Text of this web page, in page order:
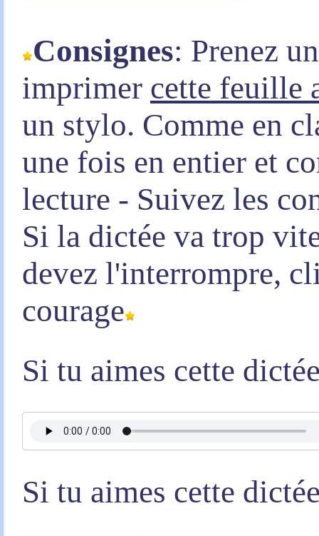
Consignes: Prenez
imprimer cette feuille
un stylo. Comme en
une fois en entier et
lecture - Suivez les
Si la dictée va trop
devez l'interrompre,
courage
Si tu aimes cette
Si tu aimes cette